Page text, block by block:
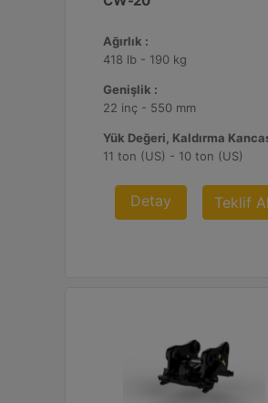
Ağırlık :
418 lb - 190 kg
Genişlik :
22 inç - 550 mm
Yük Değeri, Kaldırma
11 ton (US) - 10 ton (US)
Detay Teklif Al